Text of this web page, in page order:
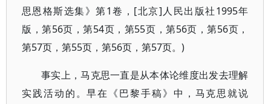
思恩格斯选集》第1卷，[北京]人民出版社1995年
版，第56页，第54页，第55页，第56页，第56页，
第57页，第55页，第56页，第57页。)
事实上，马克思一直是从本体论维度出发去理解
实践活动的。早在《巴黎手稿》中，马克思就说